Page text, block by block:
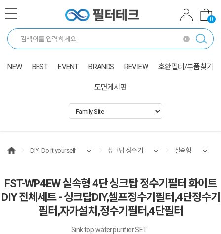
0
NEW BEST EVENT BRANDS REVIEW 호환필터/부품찾기
도면게시판
DIY_Do it yourself 싱크탑 정수기 실속형
FST-WP4EW 실속형 4단 싱크탑 정수기필터 화이트
DIY 전체세트 - 싱크탑DIY,셀프정수기필터,4단정수기
필터,자가설치,정수기필터,4단필터
Sink top water purifier SET